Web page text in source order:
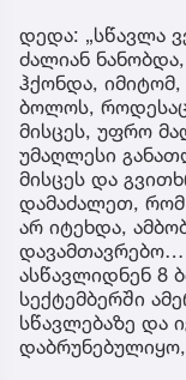
დედა: „სწავლა
ძალიან
ჰქონდა,
ბოლოს,
მისცეს, უფრო
უმაღლესი
მისცეს და
დამაძალეთ, რომ
არ იტეხდა,
ასწავლიდნენ 8
სექტემბერში
სწავლებაზე და